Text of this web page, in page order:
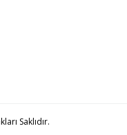
Saklıdır.